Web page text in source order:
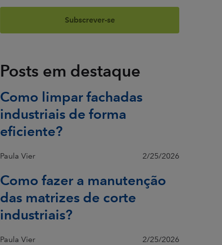
Posts em destaque
Como limpar fachadas
industriais de forma
eficiente?
Paula Vier 2/25/2026
Como fazer a manutenção
das matrizes de corte
industriais?
Paula Vier 2/25/2026